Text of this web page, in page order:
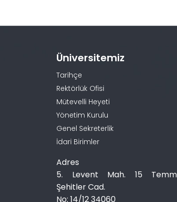
Üniversitemiz
Tarihçe
Rektörlük Ofisi
Mütevelli Heyeti
Yönetim Kurulu
Genel Sekreterlik
İdari Birimler
Adres
5. Levent Mah. 15
Şehitler Cad.
No: 14/12 34060